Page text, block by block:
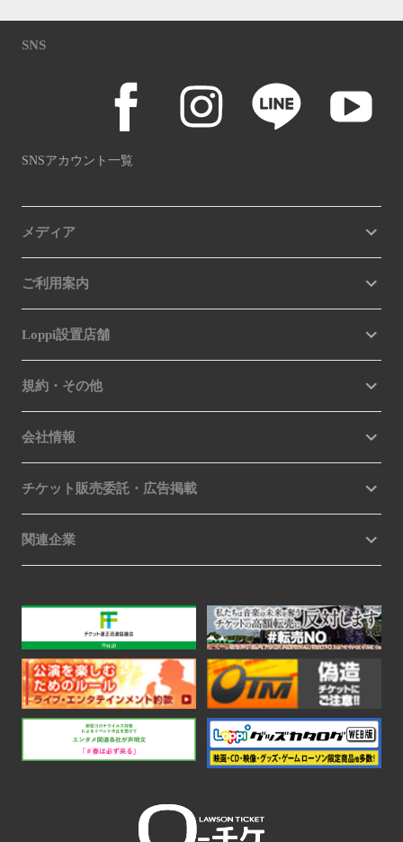
SNS
SNSアカウント一覧
メディア
ご利用案内
Loppi設置店舗
規約・その他
会社情報
チケット販売委託・広告掲載
関連企業